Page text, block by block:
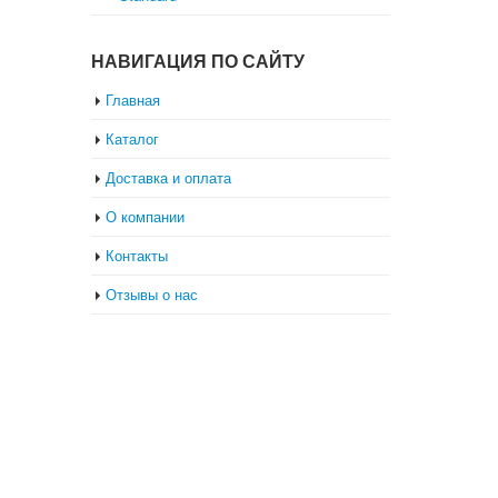
НАВИГАЦИЯ ПО САЙТУ
Главная
Каталог
Доставка и оплата
О компании
Контакты
Отзывы о нас